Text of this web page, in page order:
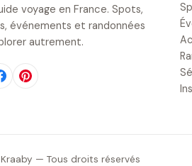
voyage en France. Spots,
événements et randonnées
autrement.
— Tous droits réservés